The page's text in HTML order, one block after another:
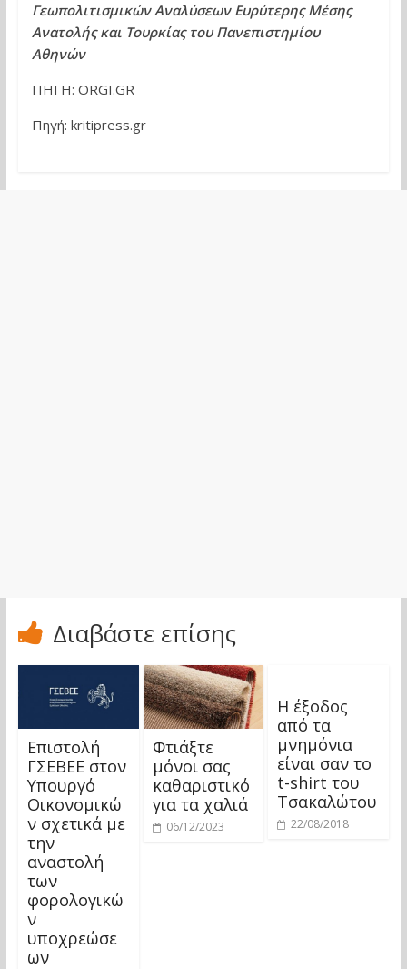
Γεωπολιτισμικών Αναλύσεων Ευρύτερης Μέσης
Ανατολής και Τουρκίας του Πανεπιστημίου
Αθηνών
ΠΗΓΗ: ORGI.GR
Πηγή: kritipress.gr
Διαβάστε επίσης
Επιστολή
ΓΣΕΒΕΕ στον
Υπουργό
Οικονομικώ
ν σχετικά με
την
αναστολή
των
φορολογικώ
ν
υποχρεώσε
ων
Φτιάξτε
μόνοι σας
καθαριστικό
για τα χαλιά
06/12/2023
Η έξοδος
από τα
μνημόνια
είναι σαν το
t-shirt του
Τσακαλώτου
22/08/2018